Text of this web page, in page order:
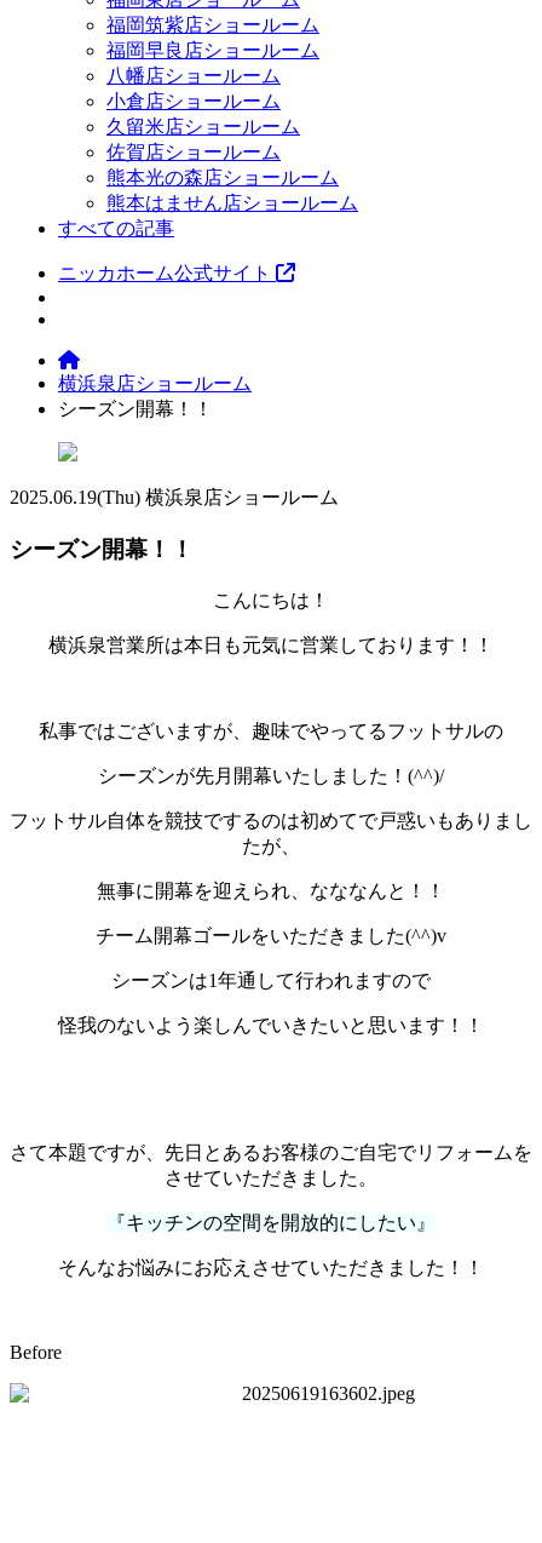
福岡筑紫店ショールーム
福岡早良店ショールーム
八幡店ショールーム
小倉店ショールーム
久留米店ショールーム
佐賀店ショールーム
熊本光の森店ショールーム
熊本はません店ショールーム
すべての記事
ニッカホーム公式サイト
横浜泉店ショールーム
シーズン開幕！！
2025.06.19(Thu) 横浜泉店ショールーム
シーズン開幕！！
こんにちは！
横浜泉営業所は本日も元気に営業しております！！
私事ではございますが、趣味でやってるフットサルの
シーズンが先月開幕いたしました！(^^)/
フットサル自体を競技でするのは初めてで戸惑いもありまし
たが、
無事に開幕を迎えられ、なななんと！！
チーム開幕ゴールをいただきました(^^)v
シーズンは1年通して行われますので
怪我のないよう楽しんでいきたいと思います！！
さて本題ですが、先日とあるお客様のご自宅でリフォームを
させていただきました。
『キッチンの空間を開放的にしたい』
そんなお悩みにお応えさせていただきました！！
Before